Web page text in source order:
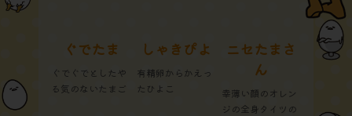
ぐでたま
ぐでぐでとしたや
る気のないたまご
しゃきぴよ
有精卵からかえっ
たひよこ
ニセたまさ
ん
幸薄い顔のオレン
ジの全身タイツの